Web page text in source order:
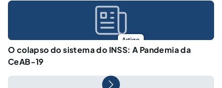
Artigo
O colapso do sistema do INSS: A Pandemia da
CeAB-19